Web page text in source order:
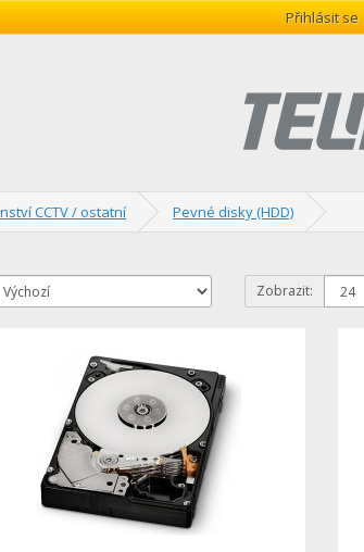
Přihlásit se
CCTV / ostatní Pevné disky (HDD)
Zobrazit: